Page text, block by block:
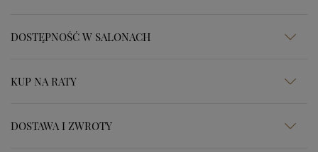
DOSTĘPNOŚĆ W SALONACH
KUP NA RATY
DOSTAWA I ZWROTY